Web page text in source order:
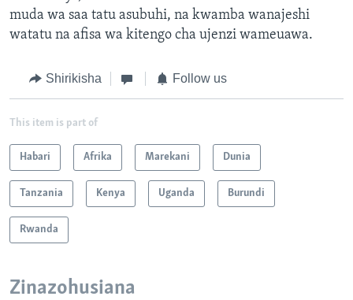
muda wa saa tatu asubuhi, na kwamba wanajeshi
watatu na afisa wa kitengo cha ujenzi wameuawa.
Shirikisha Follow us
This item is part of
Habari Afrika Marekani Dunia
Tanzania Kenya Uganda Burundi
Rwanda
Zinazohusiana